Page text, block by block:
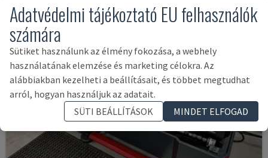
Adatvédelmi tájékoztató EU felhasználók
számára
Sütiket használunk az élmény fokozása, a webhely
használatának elemzése és marketing célokra. Az
alábbiakban kezelheti a beállításait, és többet megtudhat
arról, hogyan használjuk az adatait.
SÜTI BEÁLLÍTÁSOK
MINDET ELFOGAD